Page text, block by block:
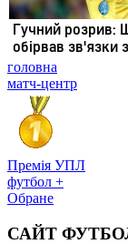
головна
матч-центр
Премія УПЛ
футбол +
Обране
САЙТ